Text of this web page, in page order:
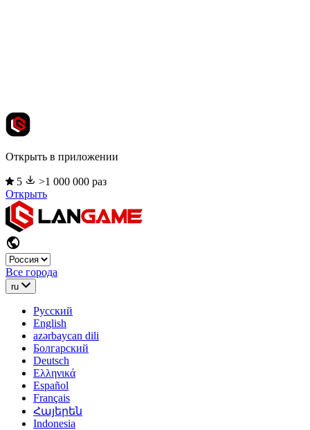
Открыть в приложении
5
>1 000 000 раз
Открыть
Все города
ru
Русский
English
azərbaycan dili
Болгарский
Deutsch
Ελληνικά
Español
Français
Հայերեն
Indonesia